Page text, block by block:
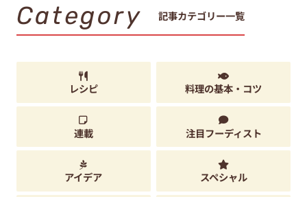
Category 記事カテゴリー一覧
レシピ 料理の基本・コツ
連載 注目フーディスト
アイデア スペシャル